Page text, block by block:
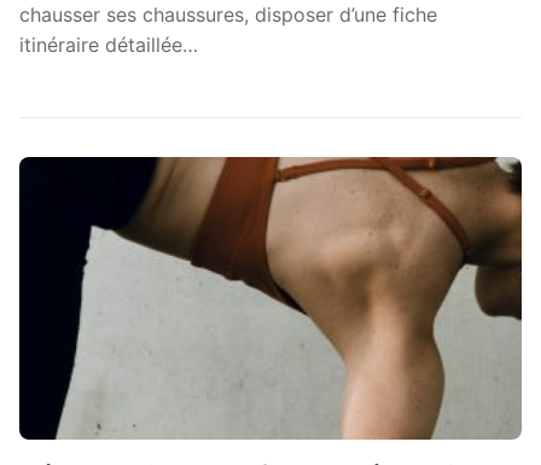
chausser ses chaussures, disposer d’une fiche
itinéraire détaillée…